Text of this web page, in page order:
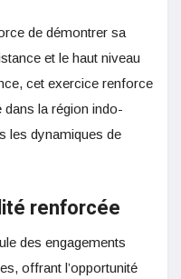
de démontrer sa
et le haut niveau
cet exercice renforce
dans la région indo-
les dynamiques de
renforcée
des engagements
offrant l’opportunité